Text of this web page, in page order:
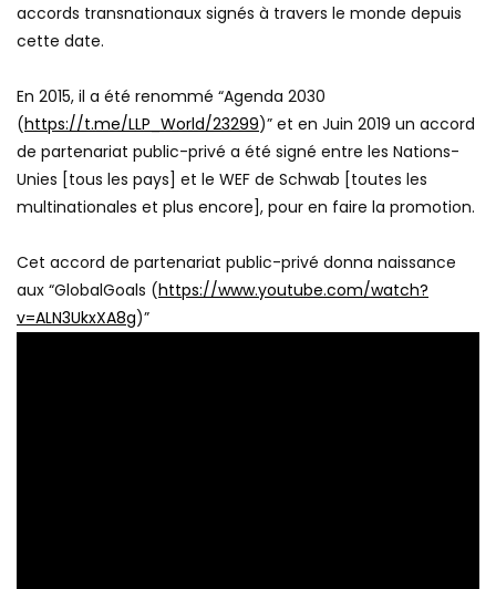
accords transnationaux signés à travers le monde depuis
cette date.
En 2015, il a été renommé “Agenda 2030
(https://t.me/LLP_World/23299)” et en Juin 2019 un accord
de partenariat public-privé a été signé entre les Nations-
Unies [tous les pays] et le WEF de Schwab [toutes les
multinationales et plus encore], pour en faire la promotion.
Cet accord de partenariat public-privé donna naissance
aux “GlobalGoals (https://www.youtube.com/watch?
v=ALN3UkxXA8g)”